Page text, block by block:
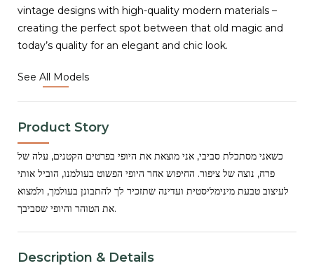
vintage designs with high-quality modern materials –
creating the perfect spot between that old magic and
today’s quality for an elegant and chic look.
See All Models
Product Story
כשאני מסתכלת סביבי, אני מוצאת את היופי בפרטים הקטנים, עלה של
פרח, נוצה של ציפור. החיפוש אחר היופי הפשוט בעולמנו, הוביל אותי
לעיצוב טבעת מינימליסטית ועדינה שתזכיר לך להתבונן בעולמך, ולמצוא
את הטוהר והיופי שסביבך.
Description & Details